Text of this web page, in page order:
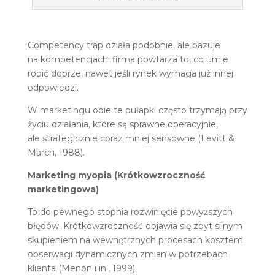
Competency trap działa podobnie, ale bazuje
na kompetencjach: firma powtarza to, co umie
robić dobrze, nawet jeśli rynek wymaga już innej
odpowiedzi.
W marketingu obie te pułapki często trzymają przy
życiu działania, które są sprawne operacyjnie,
ale strategicznie coraz mniej sensowne (Levitt &
March, 1988).
Marketing myopia (Krótkowzroczność
marketingowa)
To do pewnego stopnia rozwinięcie powyższych
błędów. Krótkowzroczność objawia się zbyt silnym
skupieniem na wewnętrznych procesach kosztem
obserwacji dynamicznych zmian w potrzebach
klienta (Menon i in., 1999).